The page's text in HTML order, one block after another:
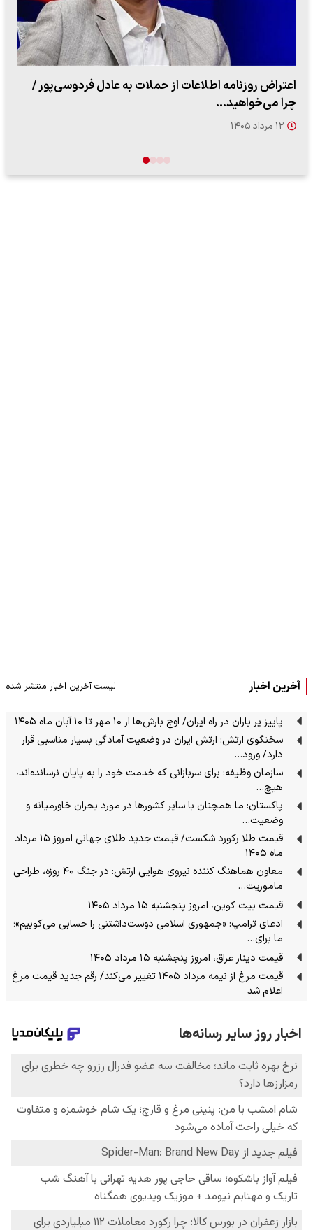
ببینید| روایت رئیس جمهور از لحظه حمله به بیت رهبری
۱۴ مرداد ۱۴۰۵
آخرین اخبار لیست آخرین اخبار منتشر شده
پاییز پر باران در راه ایران/ اوج بارش‌ها از ۱۰ مهر تا ۱۰ آبان ماه ۱۴۰۵
سخنگوی ارتش: ارتش ایران در وضعیت آمادگی بسیار مناسبی قرار
دارد/ ورود…
سازمان وظیفه: برای سربازانی که خدمت خود را به پایان نرسانده‌اند،
هیچ…
پاکستان: ما همچنان با سایر کشورها در مورد بحران خاورمیانه و
وضعیت…
قیمت طلا رکورد شکست/ قیمت جدید طلای جهانی امروز ۱۵ مرداد
ماه ۱۴۰۵
معاون هماهنگ کننده نیروی هوایی ارتش: در جنگ ۴۰ روزه، طراحی
ماموریت…
قیمت بیت کوین، امروز پنجشنبه ۱۵ مرداد ۱۴۰۵
ادعای ترامپ: «جمهوری اسلامی دوست‌داشتنی را حسابی می‌کوبیم»؛
ما برای…
قیمت دینار عراق، امروز پنجشنبه ۱۵ مرداد ۱۴۰۵
قیمت مرغ از نیمه مرداد ۱۴۰۵ تغییر می‌کند/ رقم جدید قیمت مرغ
اعلام شد